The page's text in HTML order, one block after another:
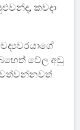
කවදා
වේල අඩු